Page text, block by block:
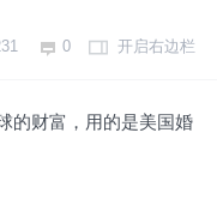
开启右边栏
0
的财富，用的是美国婚